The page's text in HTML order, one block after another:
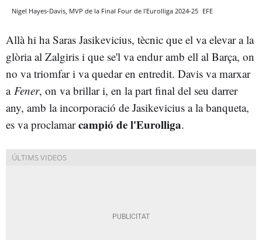
Nigel Hayes-Davis, MVP de la Final Four de l'Eurolliga 2024-25 EFE
Allà hi ha Saras Jasikevicius, tècnic que el va elevar a la
glòria al Zalgiris i que se'l va endur amb ell al Barça, on
no va triomfar i va quedar en entredit. Davis va marxar
a Fener, on va brillar i, en la part final del seu darrer
any, amb la incorporació de Jasikevicius a la banqueta,
es va proclamarcampió de l'Eurolliga.